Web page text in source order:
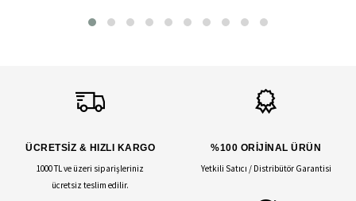
ÜCRETSİZ & HIZLI KARGO
1000 TL ve üzeri siparişleriniz
ücretsiz teslim edilir.
%100 ORİJİNAL ÜRÜN
Yetkili Satıcı / Distribütör Garantisi